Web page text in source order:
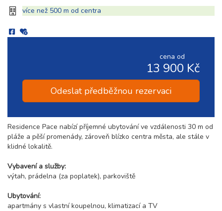
více než 500 m od centra
cena od
13 900 Kč
Odeslat předběžnou rezervaci
Residence Pace nabízí příjemné ubytování ve vzdálenosti 30 m od
pláže a pěší promenády, zároveň blízko centra města, ale stále v
klidné lokalitě.
Vybavení a služby:
výtah, prádelna (za poplatek), parkoviště
Ubytování:
apartmány s vlastní koupelnou, klimatizací a TV